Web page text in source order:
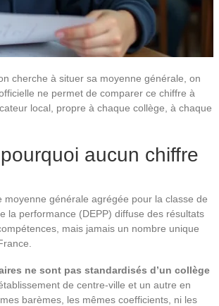
cherche à situer sa moyenne générale, on
ne permet de comparer ce chiffre à
local, propre à chaque collège, à chaque
aucun chiffre
moyenne générale agrégée pour la classe de
la performance (DEPP) diffuse des résultats
mais jamais un nombre unique
ne sont pas standardisés d’un collège
de centre-ville et un autre en
barèmes, les mêmes coefficients, ni les